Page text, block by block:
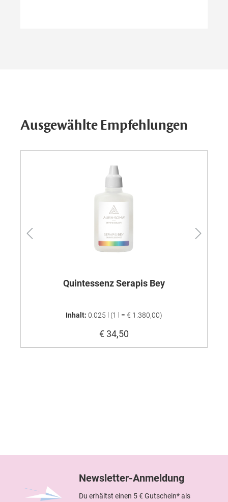
Ausgewählte Empfehlungen
Quintessenz Serapis Bey
Inhalt: 0.025 l (1 l = € 1.380,00)
€ 34,50
Newsletter-Anmeldung
Du erhältst einen 5 € Gutschein* als